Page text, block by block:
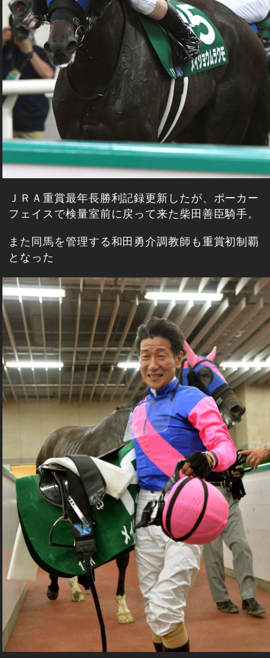
ＪＲＡ重賞最年長勝利記録更新したが、ポーカー
フェイスで検量室前に戻って来た柴田善臣騎手。
また同馬を管理する和田勇介調教師も重賞初制覇
となった